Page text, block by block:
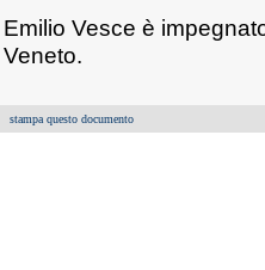
Emilio Vesce è
Veneto.
stampa questo documento